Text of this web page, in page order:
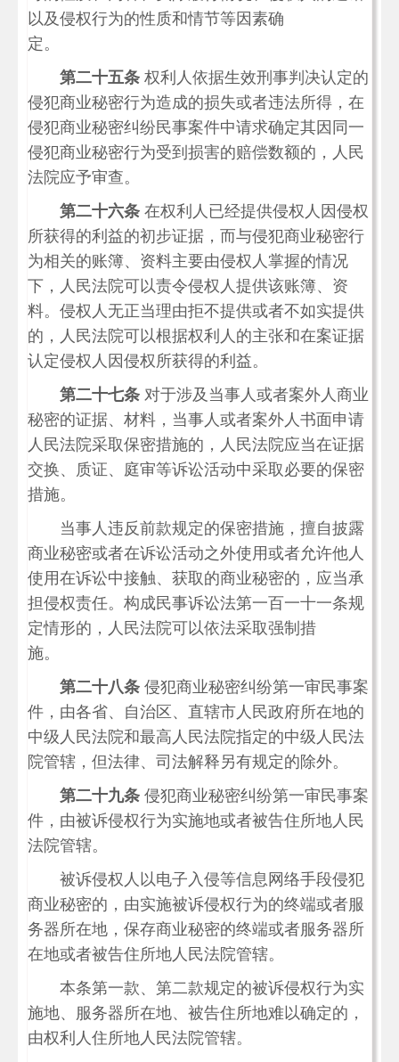
以及侵权行为的性质和情节等因素确
定。
第二十五条 权利人依据生效刑事判决认定的
侵犯商业秘密行为造成的损失或者违法所得，在
侵犯商业秘密纠纷民事案件中请求确定其因同一
侵犯商业秘密行为受到损害的赔偿数额的，人民
法院应予审查。
第二十六条 在权利人已经提供侵权人因侵权
所获得的利益的初步证据，而与侵犯商业秘密行
为相关的账簿、资料主要由侵权人掌握的情况
下，人民法院可以责令侵权人提供该账簿、资
料。侵权人无正当理由拒不提供或者不如实提供
的，人民法院可以根据权利人的主张和在案证据
认定侵权人因侵权所获得的利益。
第二十七条 对于涉及当事人或者案外人商业
秘密的证据、材料，当事人或者案外人书面申请
人民法院采取保密措施的，人民法院应当在证据
交换、质证、庭审等诉讼活动中采取必要的保密
措施。
当事人违反前款规定的保密措施，擅自披露
商业秘密或者在诉讼活动之外使用或者允许他人
使用在诉讼中接触、获取的商业秘密的，应当承
担侵权责任。构成民事诉讼法第一百一十一条规
定情形的，人民法院可以依法采取强制措
施。
第二十八条 侵犯商业秘密纠纷第一审民事案
件，由各省、自治区、直辖市人民政府所在地的
中级人民法院和最高人民法院指定的中级人民法
院管辖，但法律、司法解释另有规定的除外。
第二十九条 侵犯商业秘密纠纷第一审民事案
件，由被诉侵权行为实施地或者被告住所地人民
法院管辖。
被诉侵权人以电子入侵等信息网络手段侵犯
商业秘密的，由实施被诉侵权行为的终端或者服
务器所在地，保存商业秘密的终端或者服务器所
在地或者被告住所地人民法院管辖。
本条第一款、第二款规定的被诉侵权行为实
施地、服务器所在地、被告住所地难以确定的，
由权利人住所地人民法院管辖。